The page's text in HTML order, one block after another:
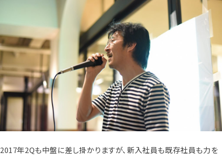
2017年2Qも中盤に差し掛かりますが、新入社員も既存社員も力を